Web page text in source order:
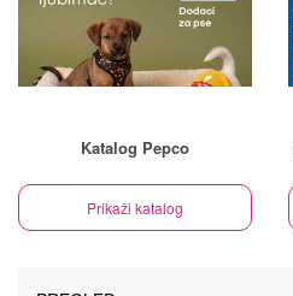
Katalog Pepco
Prikaži katalog